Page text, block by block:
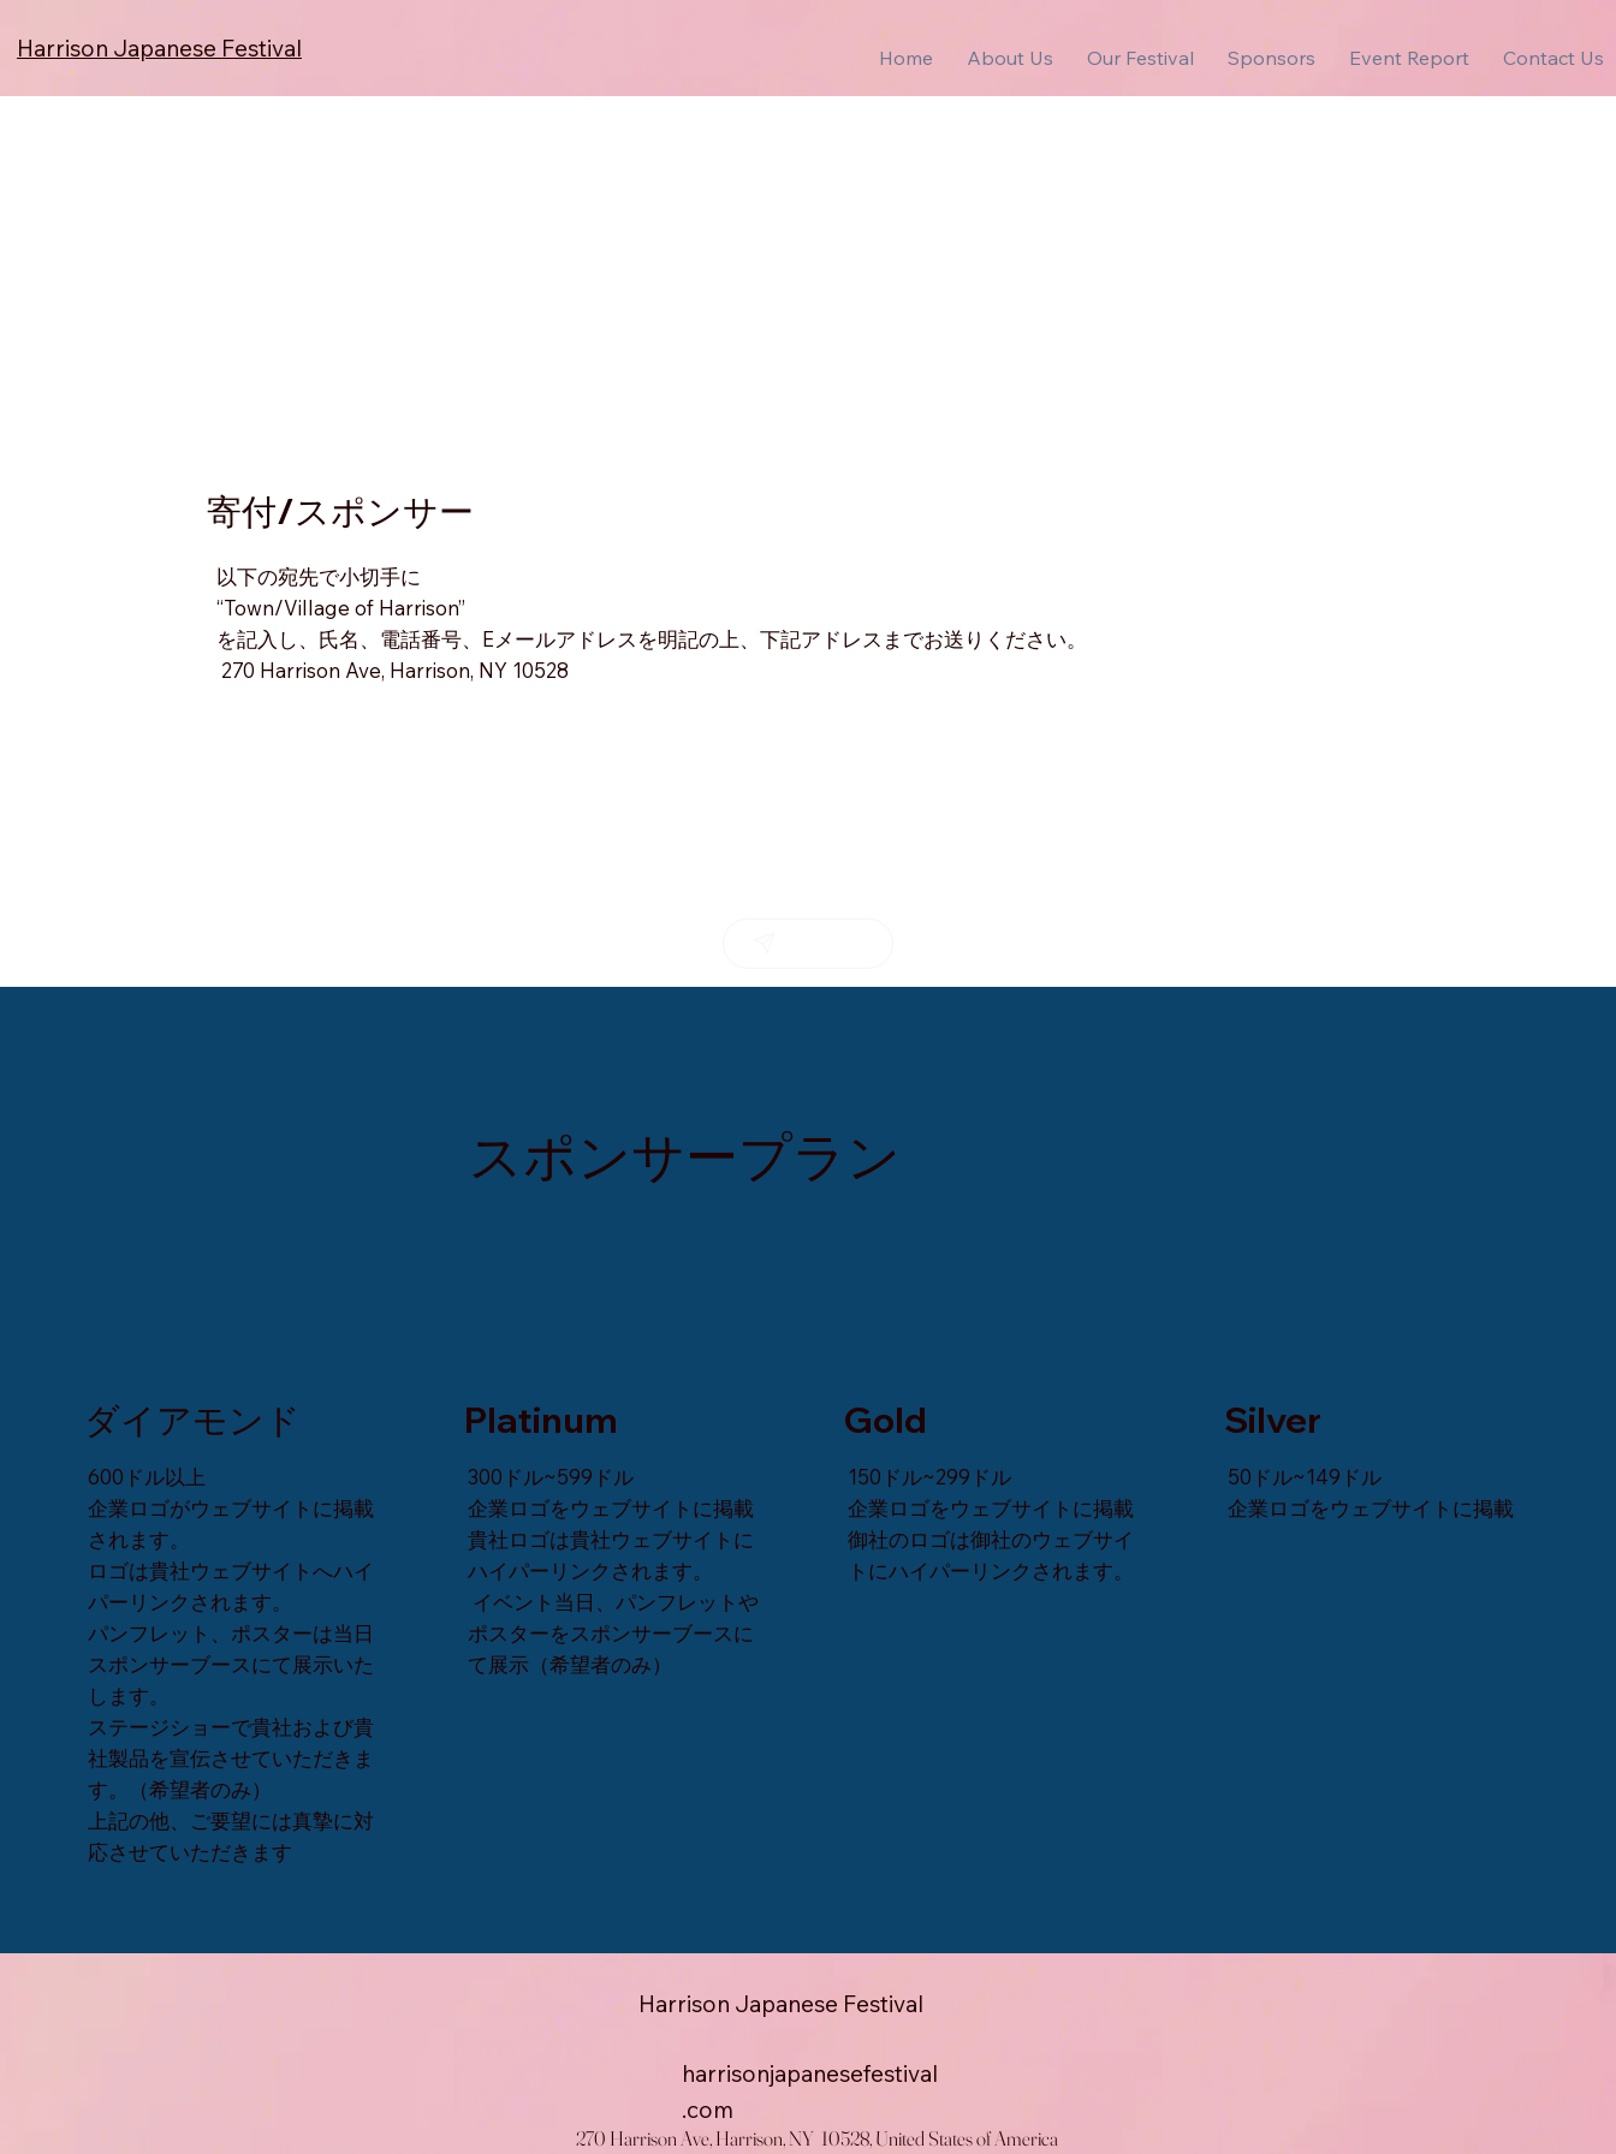
Home About Us Our Festival Sponsors Event Report Contact Us
​Harrison Japanese Festival
​寄付/スポンサー
以下の宛先で小切手に
“Town/Village of Harrison”
を記入し、氏名、電話番号、Eメールアドレスを明記の上、下記アドレスまでお送りください。
270 Harrison Ave, Harrison, NY 10528
​スポンサープラン
​ダイアモンド
600ドル以上
企業ロゴがウェブサイトに掲載
されます。
ロゴは貴社ウェブサイトへハイ
パーリンクされます。
パンフレット、ポスターは当日
スポンサーブースにて展示いた
します。
ステージショーで貴社および貴
社製品を宣伝させていただきま
す。（希望者のみ）
上記の他、ご要望には真摯に対
応させていただきます
Platinum
300ドル~599ドル
企業ロゴをウェブサイトに掲載
貴社ロゴは貴社ウェブサイトに
ハイパーリンクされます。
イベント当日、パンフレットや
ポスターをスポンサーブースに
て展示（希望者のみ）
Gold
150ドル~299ドル
企業ロゴをウェブサイトに掲載
御社のロゴは御社のウェブサイ
トにハイパーリンクされます。
Silver
50ドル~149ドル
企業ロゴをウェブサイトに掲載
Harrison Japanese Festival
270 Harrison Ave, Harrison, NY 10528, United States of America
harrisonjapanesefestival
.com